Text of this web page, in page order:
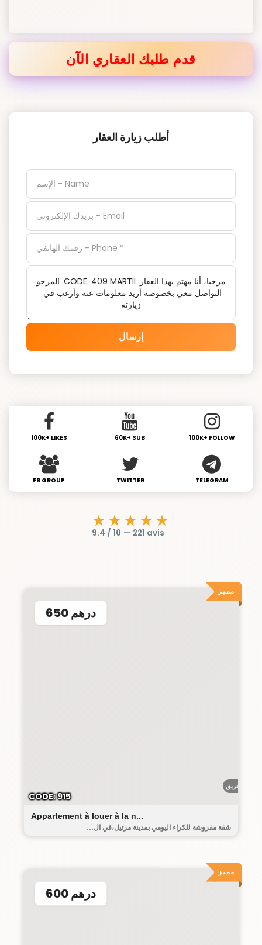
قدم طلبك العقاري الآن
أطلب زيارة العقار
إرسال
100K+ LIKES 60K+ SUB 100K+ FOLLOW
FB GROUP TWITTER TELEGRAM
★★★★★
9.4 / 10 — 221 avis
مميز
أحريق
Appartement à louer à la n...
650 درهم
شقة مفروشة للكراء اليومي بمدينة مرتيل،في ال...
CODE: 915
مميز
600 درهم